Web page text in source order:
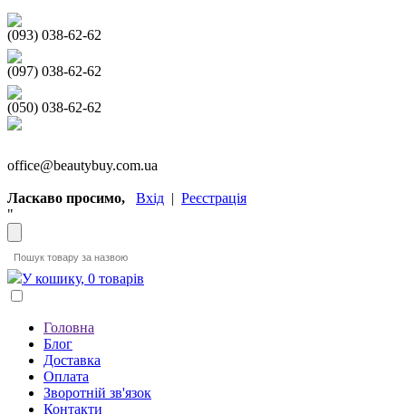
(093) 038-62-62
(097) 038-62-62
(050) 038-62-62
office@beautybuy.com.ua
Ласкаво просимо, Вхід | Реєстрація
"
У кошику, 0 товарів
Головна
Блог
Доставка
Оплата
Зворотній зв'язок
Контакти